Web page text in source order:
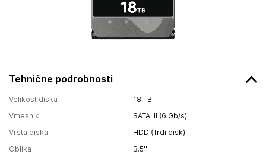
Tehnične podrobnosti
Velikost diska
18 TB
Vmesnik
SATA III (6 Gb/s)
Vrsta diska
HDD (Trdi disk)
Oblika
3.5''